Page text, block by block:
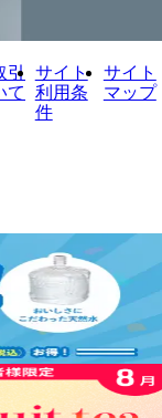
引
て
サイト
利用条
件
サイト
マップ